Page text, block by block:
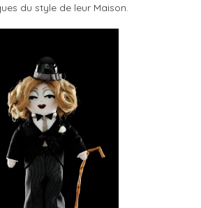
du style de leur Maison.